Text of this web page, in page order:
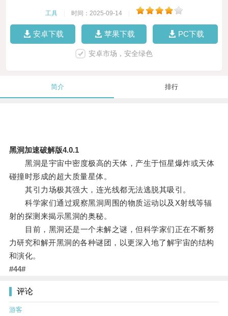
工具 时间：2025-09-14
安卓下载 苹果下载 PC下载
安卓市场，安全绿色
简介 排行
黑洞加速破解版4.0.1
黑洞是宇宙中密度极高的天体，产生于恒星爆炸或天体
碰撞时形成的超大质量星体。
其引力场极其强大，连光线都无法逃脱其吸引。
科学家们通过观察黑洞周围的物质运动以及X射线等辐
射的探测来揭示黑洞的奥秘。
目前，黑洞还是一个未解之谜，但科学家们正在不断努
力研究和解开黑洞的各种谜团，以更深入地了解宇宙的结构
和演化。
#44#
评论
游客